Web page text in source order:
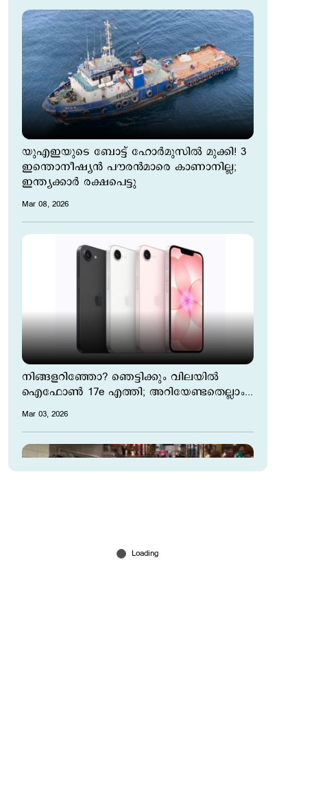
യുഎഇയുടെ ബോട്ട് ഹോര്‍മുസില്‍ മുക്കി! 3
ഇന്തൊനീഷ്യന്‍ പൗരന്‍മാരെ കാണാനില്ല;
ഇന്ത്യക്കാര്‍ രക്ഷപെട്ടു
Mar 08, 2026
നിങ്ങളറിഞ്ഞോ? ഞെട്ടിക്കും വിലയില്‍
ഐഫോണ്‍ 17e എത്തി; അറിയേണ്ടതെല്ലാം...
Mar 03, 2026